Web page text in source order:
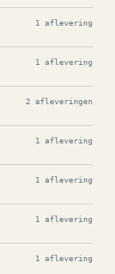
1 aflevering
1 aflevering
2 afleveringen
1 aflevering
1 aflevering
1 aflevering
1 aflevering